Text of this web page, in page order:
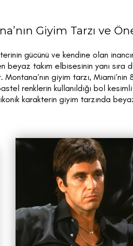
Giyim Tarzı ve
gücünü ve kendine olan
beyaz takım elbisesinin yanı
Montana’nın giyim tarzı,
renklerin kullanıldığı bol
karakterin giyim tarzında